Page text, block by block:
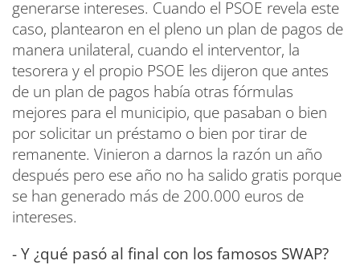
generarse intereses. Cuando el PSOE revela este
caso, plantearon en el pleno un plan de pagos de
manera unilateral, cuando el interventor, la
tesorera y el propio PSOE les dijeron que antes
de un plan de pagos había otras fórmulas
mejores para el municipio, que pasaban o bien
por solicitar un préstamo o bien por tirar de
remanente. Vinieron a darnos la razón un año
después pero ese año no ha salido gratis porque
se han generado más de 200.000 euros de
intereses.
- Y ¿qué pasó al final con los famosos SWAP?